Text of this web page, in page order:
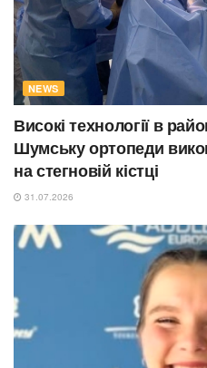
NEWS
Високі технології в
Шумську ортопеди
на стегновій кістці
31.07.2026